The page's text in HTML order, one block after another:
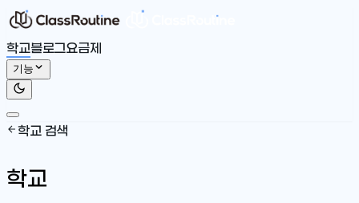
학교블로그요금제
기능
학교 검색
학교